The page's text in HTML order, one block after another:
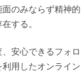
のみならず精神的
する。
安心できるフォロ
用したオンライン